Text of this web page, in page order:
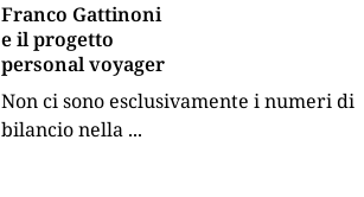
Franco Gattinoni
e il progetto
personal voyager
Non ci sono esclusivamente i numeri di
bilancio nella ...